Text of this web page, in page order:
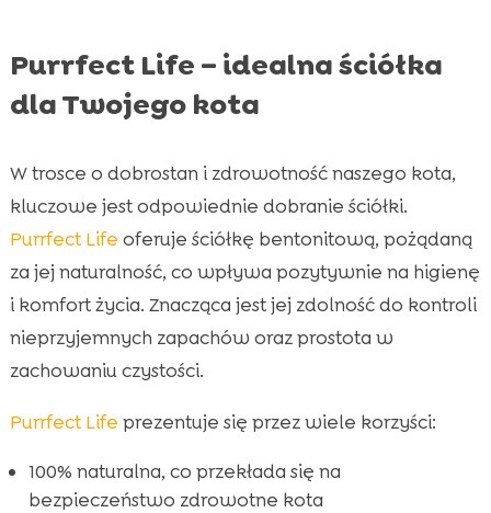
Purrfect Life – idealna ściółka
dla Twojego kota
W trosce o dobrostan i zdrowotność naszego kota,
kluczowe jest odpowiednie dobranie ściółki.
Purrfect Life oferuje ściółkę bentonitową, pożądaną
za jej naturalność, co wpływa pozytywnie na higienę
i komfort życia. Znacząca jest jej zdolność do kontroli
nieprzyjemnych zapachów oraz prostota w
zachowaniu czystości.
Purrfect Life prezentuje się przez wiele korzyści:
100% naturalna, co przekłada się na
bezpieczeństwo zdrowotne kota